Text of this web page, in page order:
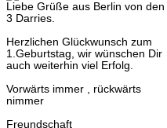
Liebe Grüße aus Berlin von den
3 Darries.
Herzlichen Glückwunsch zum
1.Geburtstag, wir wünschen Dir
auch weiterhin viel Erfolg.
Vorwärts immer , rückwärts
nimmer
Freundschaft